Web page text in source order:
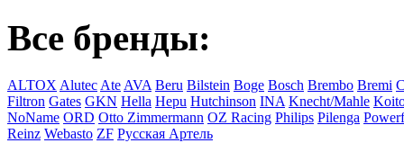
Все бренды:
ALTOX Alutec Ate AVA Beru Bilstein Boge Bosch Brembo Bremi
Filtron Gates GKN Hella Hepu Hutchinson INA Knecht/Mahle
NoName ORD Otto Zimmermann OZ Racing Philips Pilenga
Reinz Webasto ZF Русская Артель